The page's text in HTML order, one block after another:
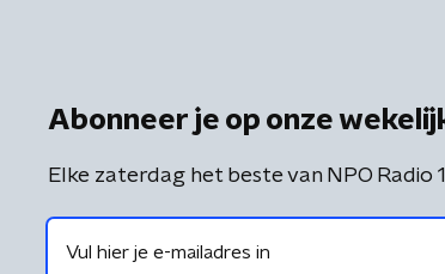
Abonneer je op onze
Elke zaterdag het beste van NPO Radio